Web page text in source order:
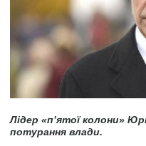
Лідер «п’ятої колони»
потурання влади.